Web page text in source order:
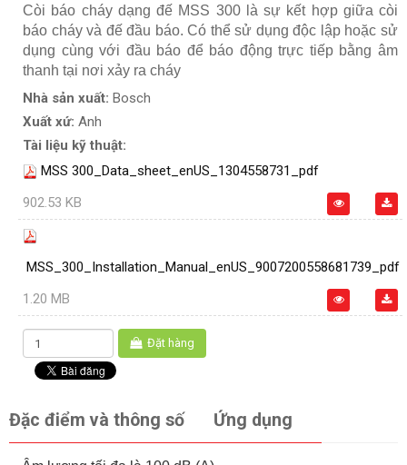
Còi báo cháy dạng đế MSS 300 là sự kết hợp giữa còi
báo cháy và đế đầu báo. Có thể sử dụng độc lập hoặc sử
dụng cùng với đầu báo để báo động trực tiếp bằng âm
thanh tại nơi xảy ra cháy
Nhà sản xuất: Bosch
Xuất xứ: Anh
Tài liệu kỹ thuật:
MSS 300_Data_sheet_enUS_1304558731_pdf
902.53 KB
MSS_300_Installation_Manual_enUS_9007200558681739_pdf
1.20 MB
Đặt hàng
Đặc điểm và thông số Ứng dụng